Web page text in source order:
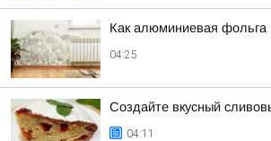
Как алюминиевая фольга
04:25
Создайте вкусный
04:11